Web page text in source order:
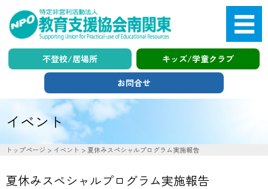
不登校/居場所
キッズ/学童クラブ
お問合せ
放課後児童支援
イベント
トップページ > イベント > 夏休みスペシャルプログラム実施報告
夏休みスペシャルプログラム実施報告